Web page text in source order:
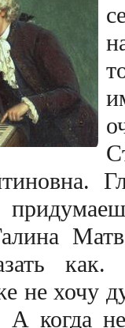
не хочу
А когда